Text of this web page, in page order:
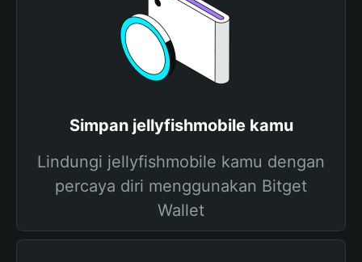
Simpan jellyfishmobile kamu
Lindungi jellyfishmobile kamu dengan
percaya diri menggunakan Bitget
Wallet